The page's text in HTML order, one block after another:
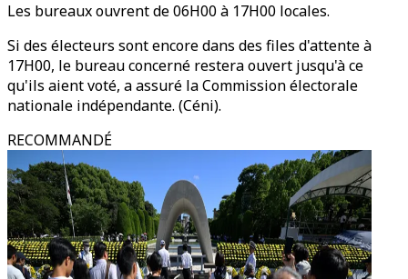
Les bureaux ouvrent de 06H00 à 17H00 locales.
Si des électeurs sont encore dans des files d'attente à
17H00, le bureau concerné restera ouvert jusqu'à ce
qu'ils aient voté, a assuré la Commission électorale
nationale indépendante. (Céni).
RECOMMANDÉ